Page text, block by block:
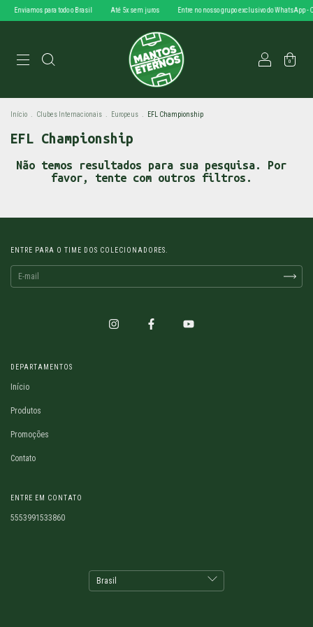
Enviamos para todo o Brasil Até 5x sem juros Entre no nosso grupo exclusivo do WhatsApp -
0
Início Clubes Internacionais Europeus EFL Championship
EFL Championship
Não temos resultados para sua pesquisa. Por
favor, tente com outros filtros.
ENTRE PARA O TIME DOS COLECIONADORES.
DEPARTAMENTOS
Início
Produtos
Promoções
Contato
ENTRE EM CONTATO
5553991533860